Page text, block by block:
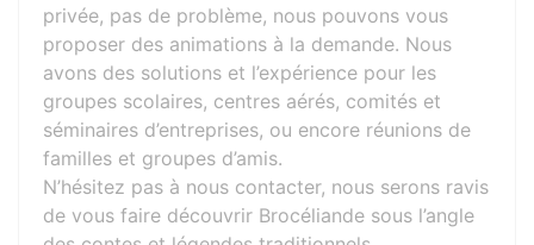
privée, pas de problème, nous pouvons vous
proposer des animations à la demande. Nous
avons des solutions et l’expérience pour les
groupes scolaires, centres aérés, comités et
séminaires d’entreprises, ou encore réunions de
familles et groupes d’amis.
N’hésitez pas à nous contacter, nous serons ravis
de vous faire découvrir Brocéliande sous l’angle